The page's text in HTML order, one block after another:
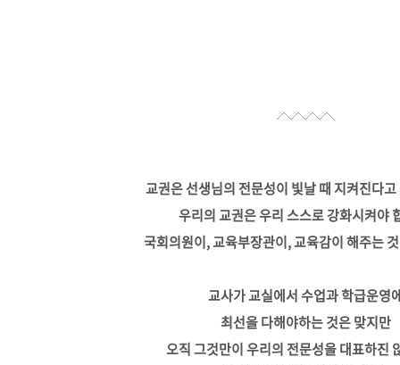
교권은 선생님의 전문성이 빛날 때 지켜진다
우리의 교권은 우리 스스로 강화시켜야
국회의원이, 교육부장관이, 교육감이 해주는
교사가 교실에서 수업과 학급운영
최선을 다해야하는 것은 맞지만
오직 그것만이 우리의 전문성을 대표하진